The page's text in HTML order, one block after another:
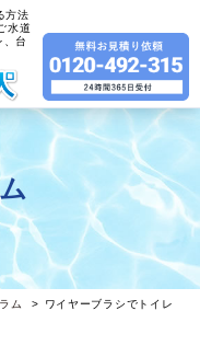
方法
水道
、台
ム
ワイヤーブラシでトイレ